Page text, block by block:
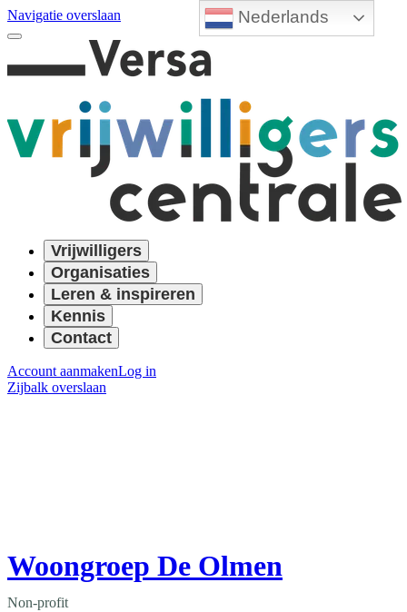
Nederlands
Navigatie overslaan
Vrijwilligers
Organisaties
Leren & inspireren
Kennis
Contact
Account aanmakenLog in
Zijbalk overslaan
Woongroep De Olmen
Non-profit